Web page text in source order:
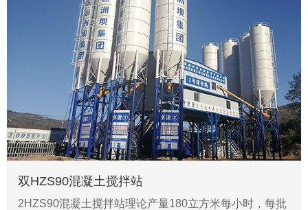
双HZS90混凝土搅拌站
2HZS90混凝土搅拌站理论产量180立方米每小时，每批